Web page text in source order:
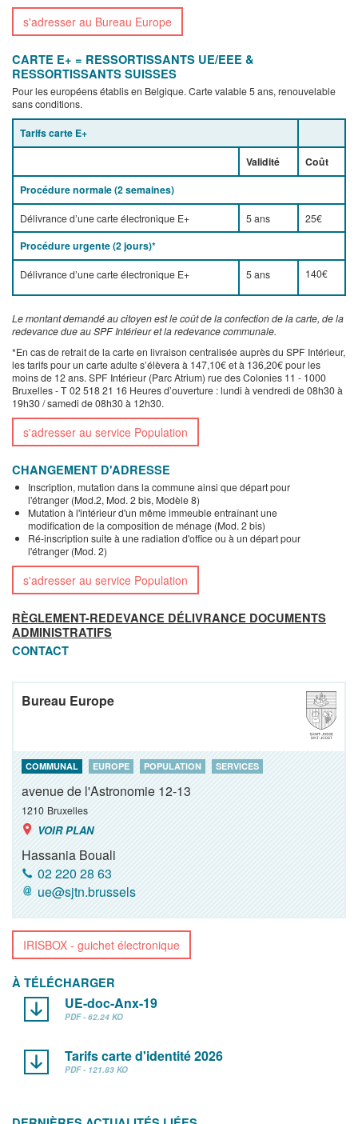
s'adresser au Bureau Europe
CARTE E+ = RESSORTISSANTS UE/EEE &
RESSORTISSANTS SUISSES
Pour les européens établis en Belgique. Carte valable 5 ans, renouvelable
sans conditions.
Tarifs carte E+
Validité
Coût
Procédure normale (2 semaines)
Délivrance d’une carte électronique E+ 5 ans 25€
Procédure urgente (2 jours)*
Délivrance d’une carte électronique E+ 5 ans 140€
Le montant demandé au citoyen est le coût de la confection de la carte, de la
redevance due au SPF Intérieur et la redevance communale.
*En cas de retrait de la carte en livraison centralisée auprès du SPF Intérieur,
les tarifs pour un carte adulte s’élèvera à 147,10€ et à 136,20€ pour les
moins de 12 ans. SPF Intérieur (Parc Atrium) rue des Colonies 11 - 1000
Bruxelles - T 02 518 21 16 Heures d’ouverture : lundi à vendredi de 08h30 à
19h30 / samedi de 08h30 à 12h30.
s'adresser au service Population
CHANGEMENT D'ADRESSE
Inscription, mutation dans la commune ainsi que départ pour
l'étranger (Mod.2, Mod. 2 bis, Modèle 8)
Mutation à l'intérieur d'un même immeuble entraînant une
modification de la composition de ménage (Mod. 2 bis)
Ré-inscription suite à une radiation d'office ou à un départ pour
l'étranger (Mod. 2)
s'adresser au service Population
RÈGLEMENT-REDEVANCE DÉLIVRANCE DOCUMENTS
ADMINISTRATIFS
CONTACT
Bureau Europe
COMMUNAL EUROPE POPULATION SERVICES
avenue de l'Astronomie 12-13
1210 Bruxelles
VOIR PLAN
Hassania Bouali
02 220 28 63
ue@sjtn.brussels
IRISBOX - guichet électronique
À TÉLÉCHARGER
UE-doc-Anx-19
PDF - 62.24 KO
Tarifs carte d'identité 2026
PDF - 121.83 KO